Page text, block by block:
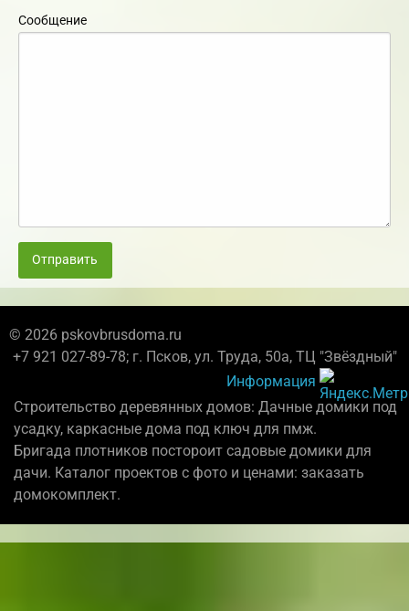
Сообщение
Отправить
© 2026 pskovbrusdoma.ru
+7 921 027-89-78; г. Псков, ул. Труда, 50а, ТЦ "Звёздный"
Информация
Строительство деревянных домов: Дачные домики под
усадку, каркасные дома под ключ для пмж.
Бригада плотников постороит садовые домики для
дачи. Каталог проектов с фото и ценами: заказать
домокомплект.